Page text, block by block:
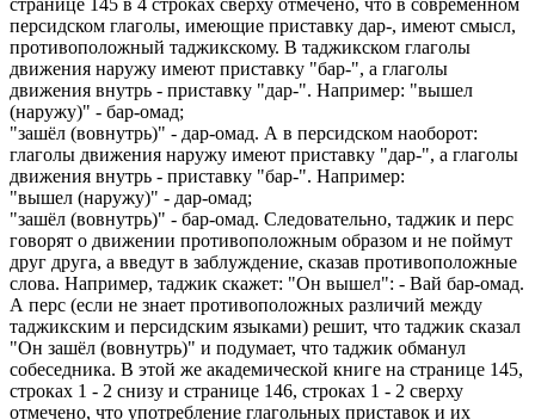
персидском глаголы, имеющие приставку дар-, имеют смысл,
противоположный таджикскому. В таджикском глаголы
движения наружу имеют приставку "бар-", а глаголы
движения внутрь - приставку "дар-". Например: "вышел
(наружу)" - бар-омад;
"зашёл (вовнутрь)" - дар-омад. А в персидском наоборот:
глаголы движения наружу имеют приставку "дар-", а глаголы
движения внутрь - приставку "бар-". Например:
"вышел (наружу)" - дар-омад;
"зашёл (вовнутрь)" - бар-омад. Следовательно, таджик и перс
говорят о движении противоположным образом и не поймут
друг друга, а введут в заблуждение, сказав противоположные
слова. Например, таджик скажет: "Он вышел": - Вай бар-омад.
А перс (если не знает противоположных различий между
таджикским и персидским языками) решит, что таджик сказал
"Он зашёл (вовнутрь)" и подумает, что таджик обманул
собеседника. В этой же академической книге на странице 145,
строках 1 - 2 снизу и странице 146, строках 1 - 2 сверху
отмечено, что употребление глагольных приставок и их